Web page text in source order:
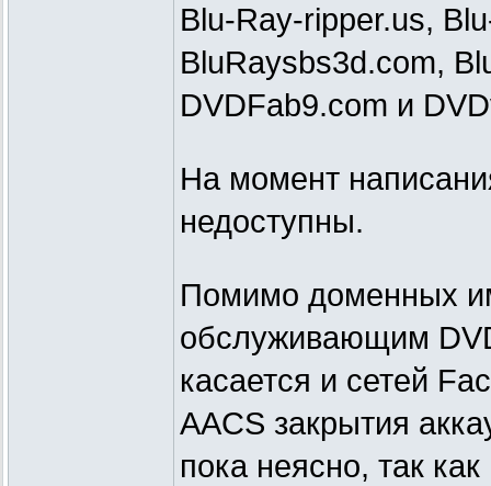
Blu-Ray-ripper.us,
BluRaysbs3d.com,
DVDFab9.com и
На момент
недоступны.
Помимо доменных
обслуживающим
касается и сетей
AACS закрытия
пока неясно, так